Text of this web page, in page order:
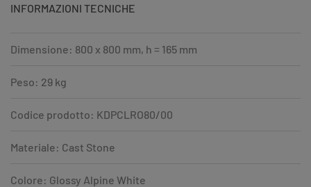
INFORMAZIONI TECNICHE
Dimensione: 800 x 800 mm, h = 165 mm
Peso: 29 kg
Codice prodotto: KDPCLRO80/00
Materiale: Cast Stone
Colore: Glossy Alpine White